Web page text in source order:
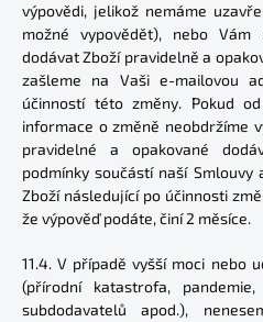
výpovědi, jelikož nemáme
možné vypovědět), nebo
dodávat Zboží pravidelně a
zašleme na Vaši e-mailovou
účinností této změny. Pokud
informace o změně neobdržíme
pravidelné a opakované
podmínky součástí naší
Zboží následující po účinnosti
že výpověď podáte, činí 2 měsíce.
11.4. V případě vyšší moci nebo
(přírodní katastrofa,
subdodavatelů apod.),